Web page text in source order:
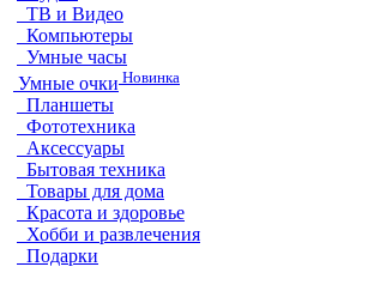
ТВ и Видео
Компьютеры
Умные часы
Умные очки Новинка
Планшеты
Фототехника
Аксессуары
Бытовая техника
Товары для дома
Красота и здоровье
Хобби и развлечения
Подарки